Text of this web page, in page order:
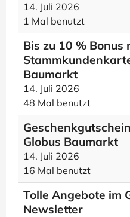
14. Juli 2026
1 Mal benutzt
Bis zu 10 % Bonus
Baumarkt
14. Juli 2026
48 Mal benutzt
Globus Baumarkt
14. Juli 2026
16 Mal benutzt
Tolle Angebote im
Newsletter